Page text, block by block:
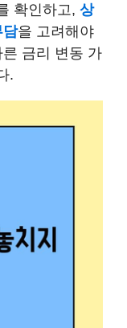
확인하고, 상
담을 고려해야
금리 변동 가
.